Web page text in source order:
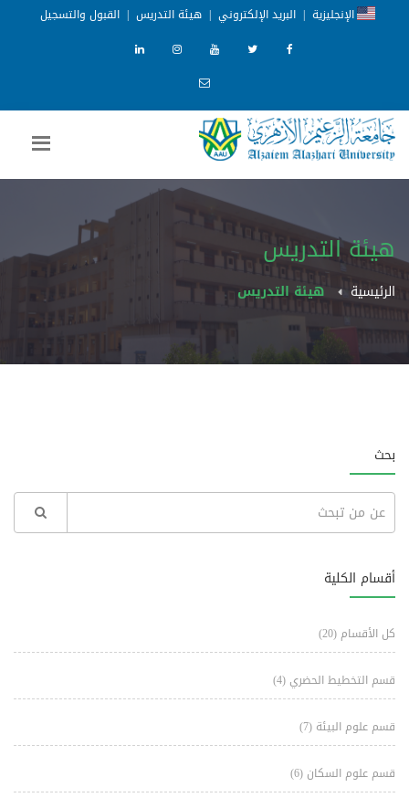
الإنجليزية | البريد الإلكتروني | هيئة التدريس | القبول والتسجيل
هيئة التدريس
الرئيسية هيئة التدريس
بحث
أقسام الكلية
كل الأقسام (20)
قسم التخطيط الحضري (4)
قسم علوم البيئة (7)
قسم علوم السكان (6)